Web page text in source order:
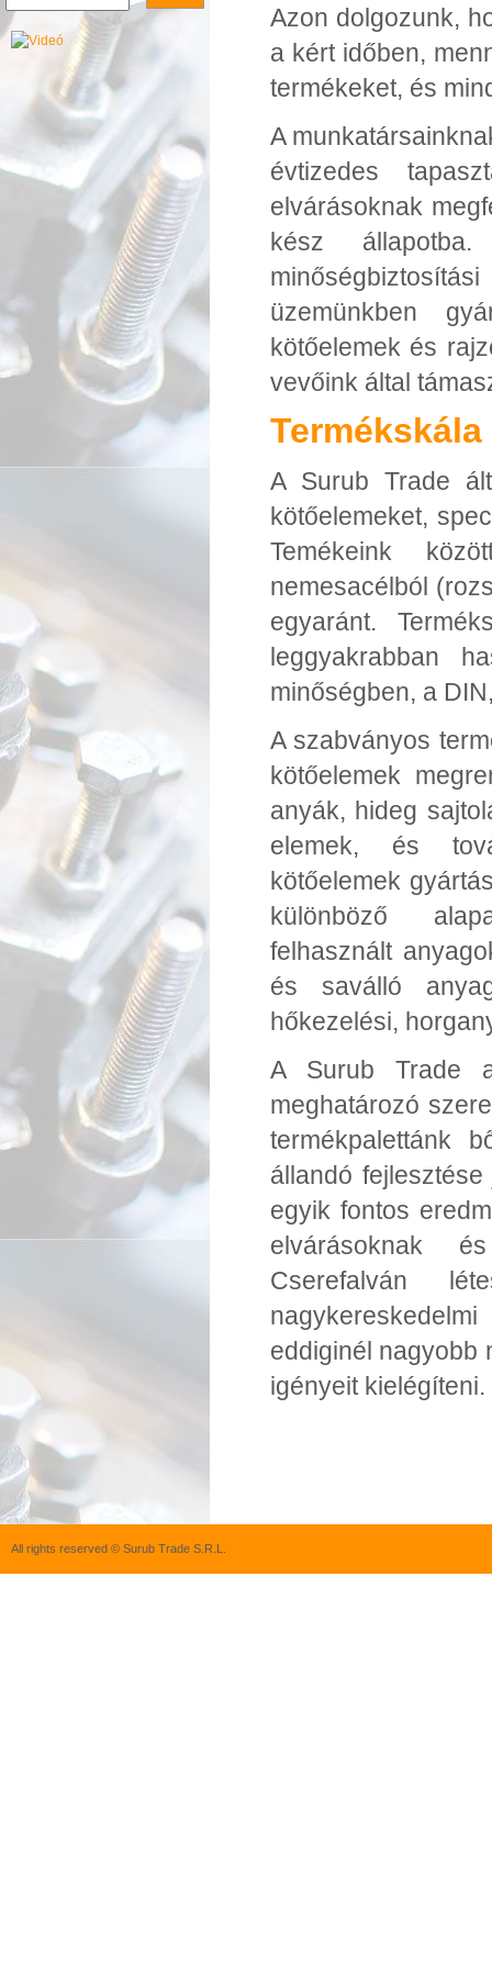
Azon dolgozunk,
a kért időben,
termékeket, és
A
évtizedes
elvárásoknak
kész
üzemünkben
kötőelemek és
vevőink által
Termékskála
A Surub Trade
kötőelemeket,
Temékeink
nemesacélból
egyaránt.
leggyakrabban
minőségben, a
A szabványos
kötőelemek
anyák, hideg
elemek, és
kötőelemek
különböző
felhasznált
és saválló
hőkezelési,
A Surub Trade
meghatározó
termékpalettánk
állandó
egyik fontos
elvárásoknak
Cserefalván
eddiginél nagyobb
igényeit kielégíteni.
All rights reserved © Surub Trade S.R.L.